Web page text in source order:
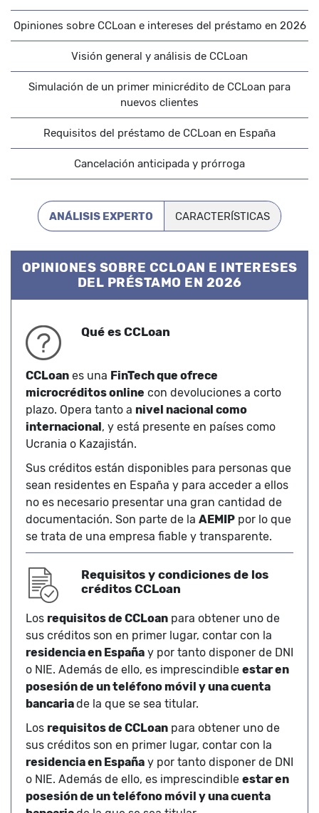
Opiniones sobre CCLoan e intereses del préstamo en 2026
Visión general y análisis de CCLoan
Simulación de un primer minicrédito de CCLoan para
nuevos clientes
Requisitos del préstamo de CCLoan en España
Cancelación anticipada y prórroga
ANÁLISIS EXPERTO CARACTERÍSTICAS
OPINIONES SOBRE CCLOAN E INTERESES
DEL PRÉSTAMO EN 2026
Qué es CCLoan
CCLoan es una FinTech que ofrece
microcréditos online con devoluciones a corto
plazo. Opera tanto a nivel nacional como
internacional , y está presente en países como
Ucrania o Kazajistán.
Sus créditos están disponibles para personas que
sean residentes en España y para acceder a ellos
no es necesario presentar una gran cantidad de
documentación. Son parte de la AEMIP por lo que
se trata de una empresa fiable y transparente.
Requisitos y condiciones de los
créditos CCLoan
Los requisitos de CCLoan para obtener uno de
sus créditos son en primer lugar, contar con la
residencia en España y por tanto disponer de DNI
o NIE. Además de ello, es imprescindible estar en
posesión de un teléfono móvil y una cuenta
bancariade la que se sea titular.
Los requisitos de CCLoan para obtener uno de
sus créditos son en primer lugar, contar con la
residencia en España y por tanto disponer de DNI
o NIE. Además de ello, es imprescindible estar en
posesión de un teléfono móvil y una cuenta